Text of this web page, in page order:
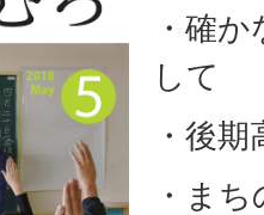
・確
して
・後
・ま